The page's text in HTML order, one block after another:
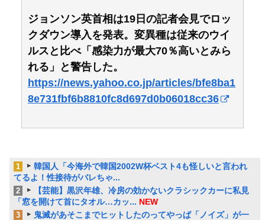
ジョンソン英首相は19日の記者会見でロッ
クダウン導入を発表。変異種は従来のウイ
ルスと比べ「感染力が最大70％高いとみら
れる」と警告した。
https://news.yahoo.co.jp/articles/bfe8ba1
8e731fbf6b8810fc8d697d0b06018cc36
1
韓国人「今海外で韓国2002W杯ベスト4も怪しいと言われ
てるよ！性接待がバレちゃ...
2
【芸能】黒沢年雄、冷房の効かないクラシックカーに私見
「窓を開けて首にタオル…カッ... NEW
3
鬼滅があそこまでヒットしたのってやっぱ「ノイズ」が一